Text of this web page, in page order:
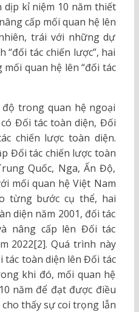
dịp kỉ niệm 10 năm thiết
cấp mối quan hệ lên
trái với những dự
“đối tác chiến lược”, hai
quan hệ lên “đối tác
trong quan hệ ngoại
Đối tác toàn diện, Đối
chiến lược toàn diện.
Đối tác chiến lược toàn
Quốc, Nga, Ấn Độ,
mối quan hệ Việt Nam
từng bước cụ thể, hai
diện năm 2001, đối tác
nâng cấp lên Đối tác
2022[2]. Quá trình này
tác toàn diện lên Đối tác
khi đó, mối quan hệ
năm để đạt được điều
thấy sự coi trọng lẫn